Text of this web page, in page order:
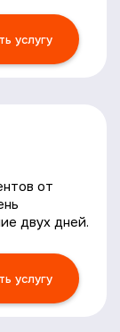
услугу
от
двух дней.
услугу